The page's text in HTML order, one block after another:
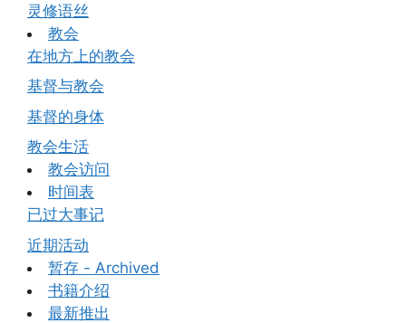
灵修语丝
教会
在地方上的教会
基督与教会
基督的身体
教会生活
教会访问
时间表
已过大事记
近期活动
暂存 - Archived
书籍介绍
最新推出